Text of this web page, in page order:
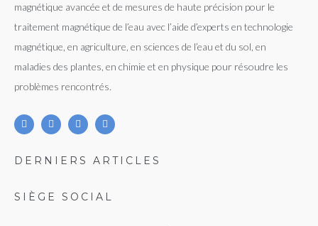
magnétique avancée et de mesures de haute précision pour le
traitement magnétique de l’eau avec l’aide d’experts en technologie
magnétique, en agriculture, en sciences de l’eau et du sol, en
maladies des plantes, en chimie et en physique pour résoudre les
problèmes rencontrés.
DERNIERS ARTICLES
SIÈGE SOCIAL